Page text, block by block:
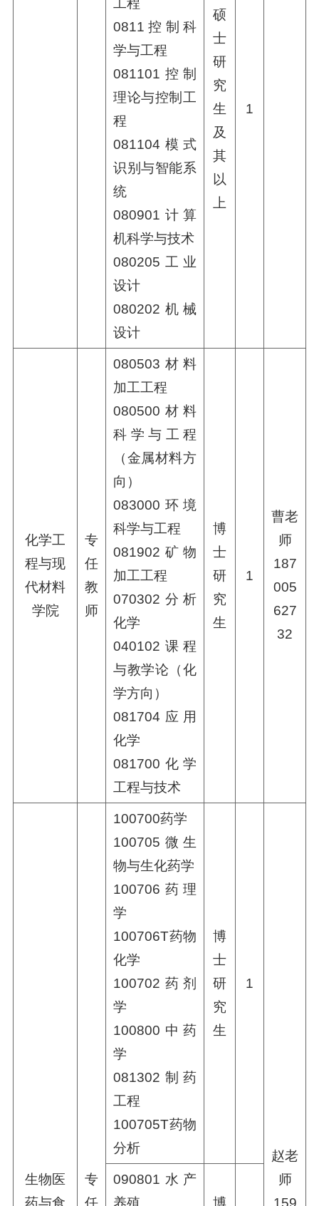
0811控制科
学与工程
081101控制
理论与控制工
程
081104模式
识别与智能系
统
080901计算
机科学与技术
080205工业
设计
080202机械
设计
硕
士
研
究
生
及
其
以
上
1
化学工
程与现
代材料
学院
专
任
教
师
080503材料
加工工程
080500材料
科学与工程
（金属材料方
向）
083000环境
科学与工程
081902矿物
加工工程
070302分析
化学
040102课程
与教学论（化
学方向）
081704应用
化学
081700化学
工程与技术
博
士
研
究
生
1
曹老
师
187
005
627
32
生物医
药与食
专
任
100700药学
100705微生
物与生化药学
100706药理
学
100706T药物
化学
100702药剂
学
100800中药
学
081302制药
工程
100705T药物
分析
博
士
研
究
生
1
赵老
师
159
090801水产
养殖
博